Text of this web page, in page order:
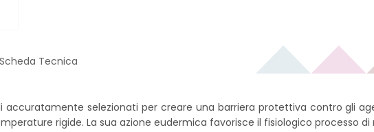
Scheda Tecnica
selezionati per creare una barriera protettiva contro gli
rigide. La sua azione eudermica favorisce il fisiologico processo di